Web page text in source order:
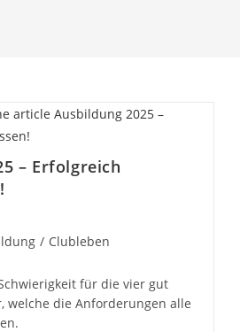
– Erfolgreich
/ Clubleben
für die vier gut
welche die Anforderungen alle